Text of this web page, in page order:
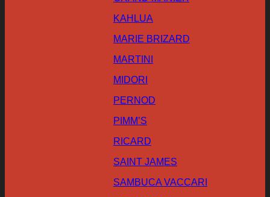
KAHLUA
MARIE BRIZARD
MARTINI
MIDORI
PERNOD
PIMM’S
RICARD
SAINT JAMES
SAMBUCA VACCARI